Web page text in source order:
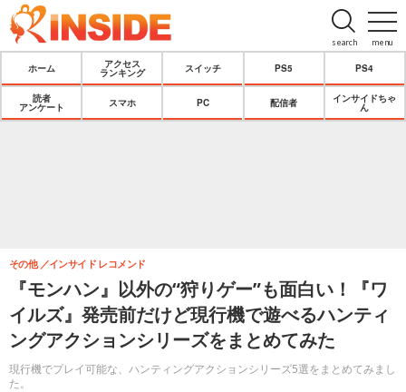
menu
search
ホーム
アクセス
ランキング
スイッチ PS5 PS4
読者
アンケート
スマホ PC 配信者
インサイドちゃ
ん
『モンハン』以外の“狩りゲー”も面白い！『ワ
イルズ』発売前だけど現行機で遊べるハンティ
ングアクションシリーズをまとめてみた
現行機でプレイ可能な、ハンティングアクションシリーズ5選をまとめてみまし
た。
その他 インサイド レコメンド